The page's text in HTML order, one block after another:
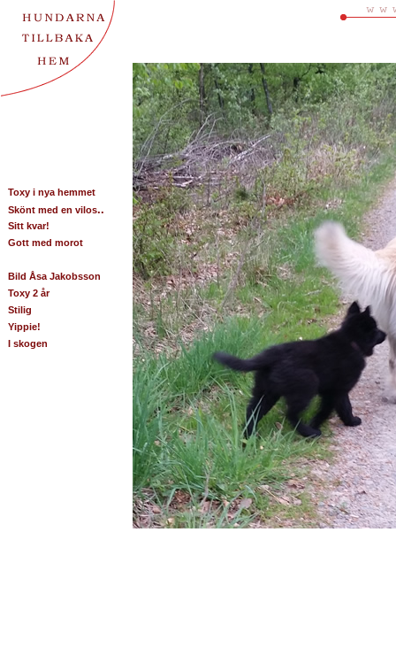
Toxy i nya hemmet
Skönt med en vilos..
Sitt kvar!
Gott med morot
Bild Åsa Jakobsson
Toxy 2 år
Stilig
Yippie!
I skogen